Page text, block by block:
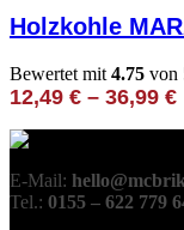
Holzkohle
Bewertet mit 4.75 von
12,49 € – 36,99 €
E-Mail:
Tel.: 0155 – 622 779